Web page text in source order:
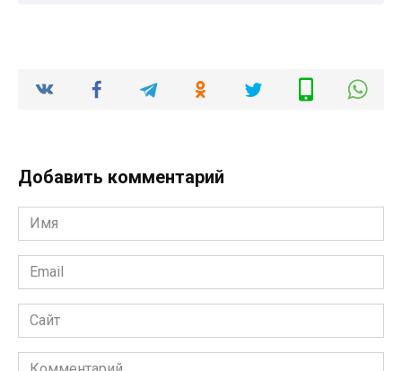
Добавить комментарий
Имя
*
Email
*
Сайт
Комментарий